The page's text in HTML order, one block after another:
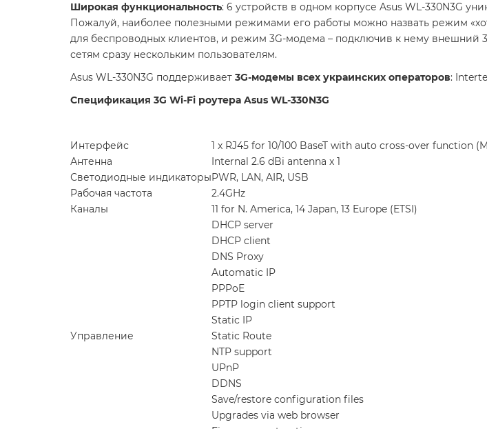
Широкая функциональность: 6 устройств в одном корпусе Asus WL-330N3G
Пожалуй, наиболее полезными режимами его работы можно назвать режим
для беспроводных клиентов, и режим 3G-модема – подключив к нему внешний
сетям сразу нескольким пользователям.
Asus WL-330N3G поддерживает 3G-модемы всех украинских операторов:
Спецификация 3G Wi-Fi роутера Asus WL-330N3G
Интерфейс
1 x RJ45 for 10/100 BaseT with auto cross-over function
Антенна
Internal 2.6 dBi antenna x 1
Светодиодные индикаторыPWR, LAN, AIR, USB
Рабочая частота
2.4GHz
Каналы
11 for N. America, 14 Japan, 13 Europe (ETSI)
Управление
DHCP server
DHCP client
DNS Proxy
Automatic IP
PPPoE
PPTP login client support
Static IP
Static Route
NTP support
UPnP
DDNS
Save/restore configuration files
Upgrades via web browser